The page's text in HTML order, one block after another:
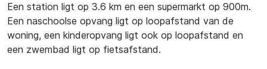
Een station ligt op 3.6 km en een supermarkt op 900m.
Een naschoolse opvang ligt op loopafstand van de
woning, een kinderopvang ligt ook op loopafstand en
een zwembad ligt op fietsafstand.